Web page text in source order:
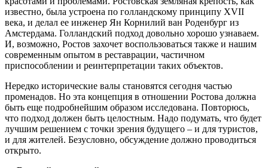
известно, была устроена по голландскому принципу XVII
века, и делал ее инженер Ян Корнилий ван Роденбург из
Амстердама. Голландский подход довольно хорошо узнаваем.
И, возможно, Ростов захочет воспользоваться также и нашим
современным опытом в реставрации, частичном
приспособлении и реинтерпретации таких объектов.
Нередко исторические валы становятся сегодня частью
променадов. Но эта концепция в отношении Ростова должна
быть еще подробнейшим образом исследована. Повторюсь,
что подход должен быть целостным. Надо подумать, что будет
лучшим решением с точки зрения будущего – и для туристов,
и для жителей. Безусловно, обсуждение должно проводиться
открыто.